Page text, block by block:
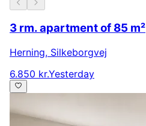
3 rm. apartment of 85 m²
Herning, Silkeborgvej
6.850 kr.Yesterday